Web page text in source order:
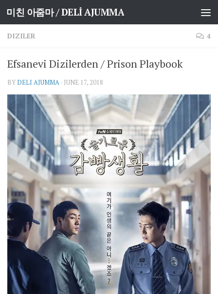
Skip to content
미친 아줌마 / DELİ AJUMMA
DIZILER 4
Efsanevi Dizilerden / Prison Playbook
BYDELI AJUMMA · JUNE 17, 2018